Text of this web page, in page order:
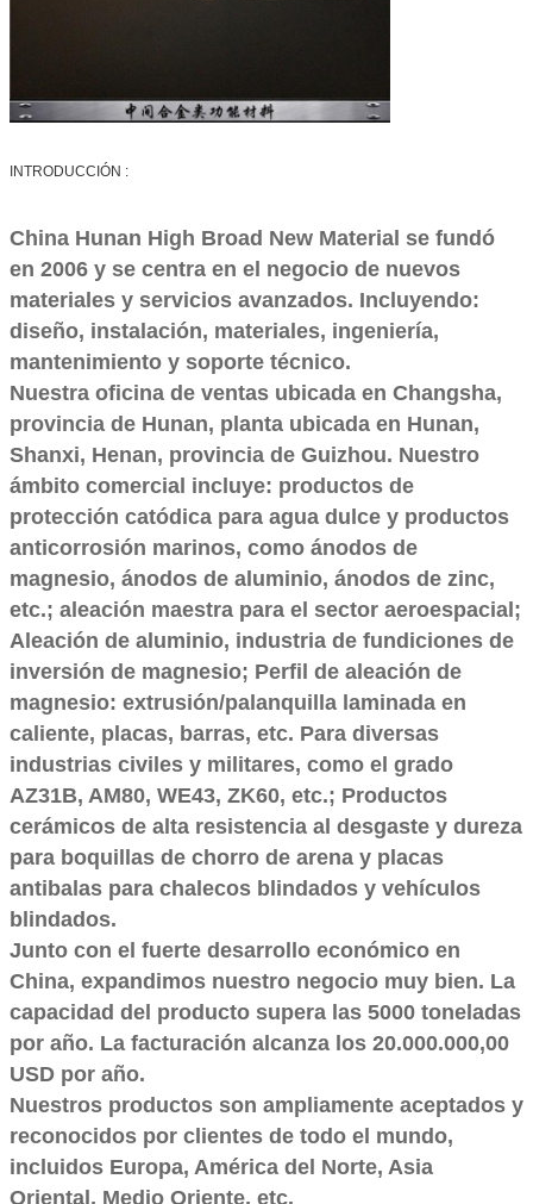
INTRODUCCIÓN :
China Hunan High Broad New Material se fundó
en 2006 y se centra en el negocio de nuevos
materiales y servicios avanzados. Incluyendo:
diseño, instalación, materiales, ingeniería,
mantenimiento y soporte técnico.
Nuestra oficina de ventas ubicada en Changsha,
provincia de Hunan, planta ubicada en Hunan,
Shanxi, Henan, provincia de Guizhou. Nuestro
ámbito comercial incluye: productos de
protección catódica para agua dulce y productos
anticorrosión marinos, como ánodos de
magnesio, ánodos de aluminio, ánodos de zinc,
etc.; aleación maestra para el sector aeroespacial;
Aleación de aluminio, industria de fundiciones de
inversión de magnesio; Perfil de aleación de
magnesio: extrusión/palanquilla laminada en
caliente, placas, barras, etc. Para diversas
industrias civiles y militares, como el grado
AZ31B, AM80, WE43, ZK60, etc.; Productos
cerámicos de alta resistencia al desgaste y dureza
para boquillas de chorro de arena y placas
antibalas para chalecos blindados y vehículos
blindados.
Junto con el fuerte desarrollo económico en
China, expandimos nuestro negocio muy bien. La
capacidad del producto supera las 5000 toneladas
por año. La facturación alcanza los 20.000.000,00
USD por año.
Nuestros productos son ampliamente aceptados y
reconocidos por clientes de todo el mundo,
incluidos Europa, América del Norte, Asia
Oriental, Medio Oriente, etc.